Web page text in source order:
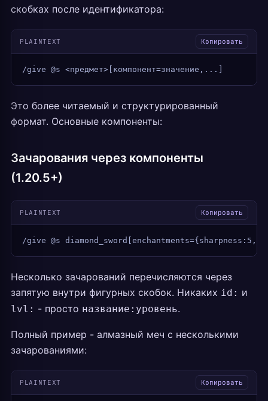
скобках после идентификатора:
PLAINTEXT Копировать
/give @s <предмет>[компонент=значение,...]
Это более читаемый и структурированный
формат. Основные компоненты:
Зачарования через компоненты
(1.20.5+)
PLAINTEXT Копировать
/give @s
Несколько зачарований перечисляются через
запятую внутри фигурных скобок. Никаких id: и
lvl: - просто название:уровень.
Полный пример - алмазный меч с несколькими
зачарованиями:
PLAINTEXT Копировать